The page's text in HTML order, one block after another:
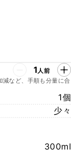
1人前
減など、手順も分量に合
1個
少々
300ml